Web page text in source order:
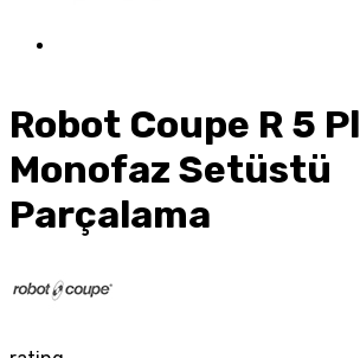
Robot Coupe R 5
Monofaz Setüstü
Parçalama